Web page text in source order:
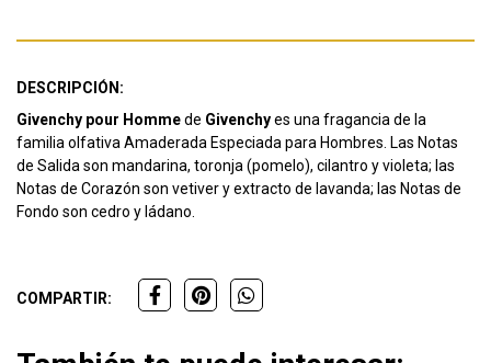
DESCRIPCIÓN:
Givenchy pour Hommede Givenchyes una fragancia de la
familia olfativa Amaderada Especiada para Hombres. Las Notas
de Salida son mandarina, toronja (pomelo), cilantro y violeta; las
Notas de Corazón son vetiver y extracto de lavanda; las Notas de
Fondo son cedro y ládano.
COMPARTIR: